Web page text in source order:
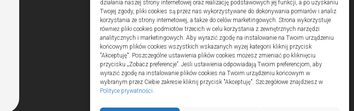
działania naszej strony internetowej oraz realizację podstawowych jej funkcji, a po uzyskaniu
Twojej zgody, pliki cookies są przez nas wykorzystywane do dokonywania pomiarów i analiz
korzystania ze strony internetowej, a także do celów marketingowych. Strona wykorzystuje
również pliki cookies podmiotów trzecich w celu korzystania z zewnętrznych narzędzi
analitycznych i marketingowych. Aby wyrazić zgodę na instalowanie na Twoim urządzeniu
końcowym plików cookies wszystkich wskazanych wyżej kategorii kliknij przycisk
"Akceptuję". Poszczególne ustawienia plików cookies możesz zmieniać po kliknięciu
przycisku „Zobacz preferencje”. Jeśli ustawienia odpowiadają Twoim preferencjom, aby
wyrazić zgodę na instalowanie plików cookies na Twoim urządzeniu końcowym w
wybranym przez Ciebie zakresie kliknij przycisk "Akceptuję". Szczegółowe znajdziesz w
Polityce prywatności.